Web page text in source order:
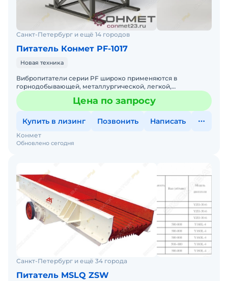
Санкт-Петербург и ещё 14 городов
Питатель Конмет PF-1017
Новая техника
Вибропитатели серии PF широко применяются в
горнодобывающей, металлургической, легкой,
химической и угольной промышленности. Установка
Стационар Угол наклона вЦена по запросу
Купить в лизинг Позвонить Написать
Обновлено сегодня
Конмет
Санкт-Петербург и ещё 34 города
Питатель MSLQ ZSW